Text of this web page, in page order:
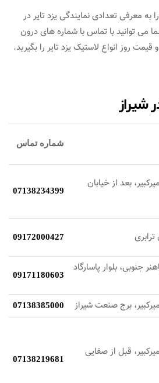
را به معرفی تعدادی نمایندگی یزد تایر در
می توانید با تماس با شماره های درون
روز انواع لاستیک یزد تایر را بگیرید.
شیراز
شماره تماس
بعد از خیابان
07138234399
ترابری 09172000427
جنوبی، بلوار پاسارگاد
09171180603
برج صنعت شیراز 07138385000
قبل از صفایی
07138219681